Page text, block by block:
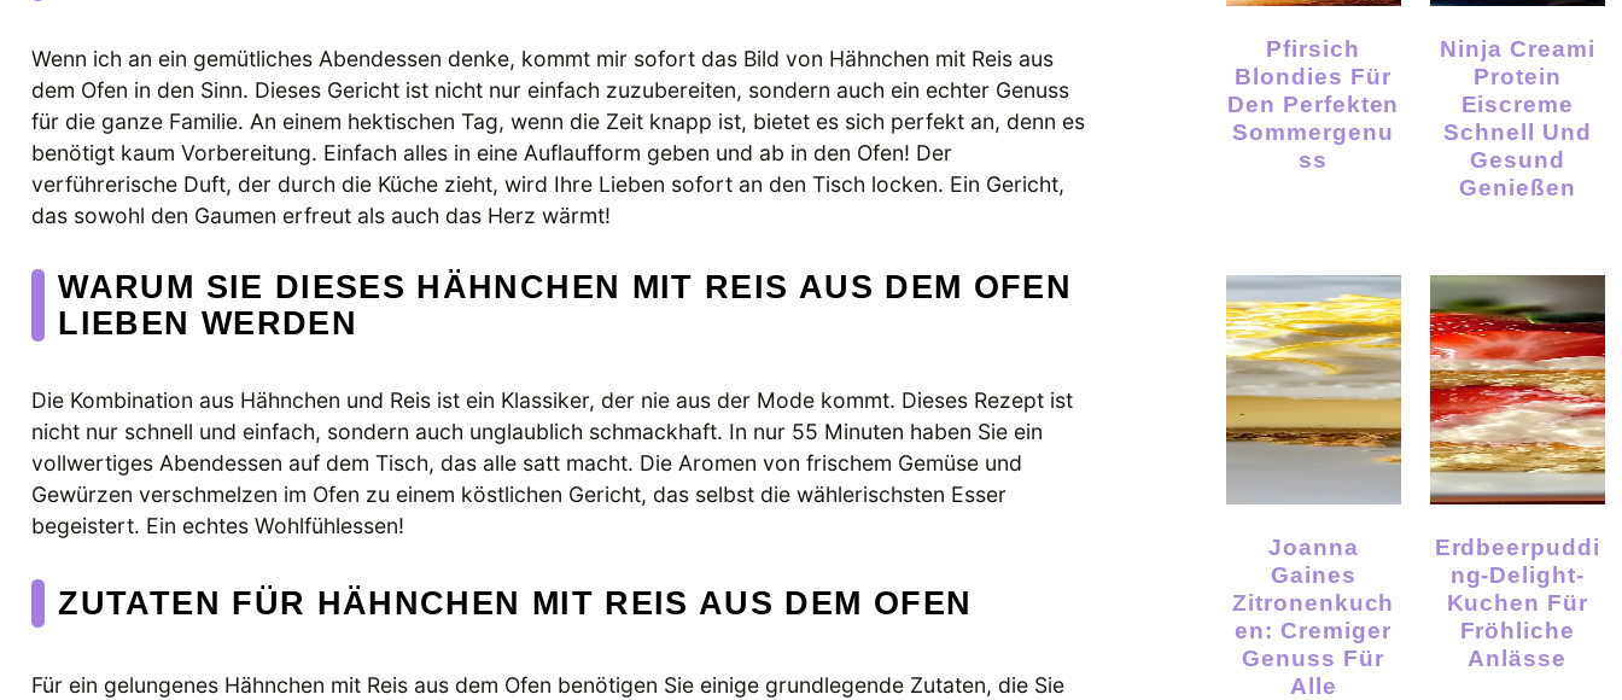
Wenn ich an ein gemütliches Abendessen denke, kommt mir sofort das Bild von Hähnchen mit Reis aus
dem Ofen in den Sinn. Dieses Gericht ist nicht nur einfach zuzubereiten, sondern auch ein echter Genuss
für die ganze Familie. An einem hektischen Tag, wenn die Zeit knapp ist, bietet es sich perfekt an, denn es
benötigt kaum Vorbereitung. Einfach alles in eine Auflaufform geben und ab in den Ofen! Der
verführerische Duft, der durch die Küche zieht, wird Ihre Lieben sofort an den Tisch locken. Ein Gericht,
das sowohl den Gaumen erfreut als auch das Herz wärmt!
WARUM SIE DIESES HÄHNCHEN MIT REIS AUS DEM OFEN
LIEBEN WERDEN
Die Kombination aus Hähnchen und Reis ist ein Klassiker, der nie aus der Mode kommt. Dieses Rezept ist
nicht nur schnell und einfach, sondern auch unglaublich schmackhaft. In nur 55 Minuten haben Sie ein
vollwertiges Abendessen auf dem Tisch, das alle satt macht. Die Aromen von frischem Gemüse und
Gewürzen verschmelzen im Ofen zu einem köstlichen Gericht, das selbst die wählerischsten Esser
begeistert. Ein echtes Wohlfühlessen!
ZUTATEN FÜR HÄHNCHEN MIT REIS AUS DEM OFEN
Für ein gelungenes Hähnchen mit Reis aus dem Ofen benötigen Sie einige grundlegende Zutaten, die Sie
Pfirsich
Blondies Für
Den Perfekten
Sommergenu
Ss
Ninja Creami
Protein
Eiscreme
Schnell Und
Gesund
Genießen
Joanna
Gaines
Zitronenkuch
En: Cremiger
Genuss Für
Alle
Erdbeerpuddi
Ng-Delight-
Kuchen Für
Fröhliche
Anlässe